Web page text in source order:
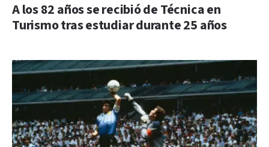
A los 82 años se recibió de Técnica en
Turismo tras estudiar durante 25 años